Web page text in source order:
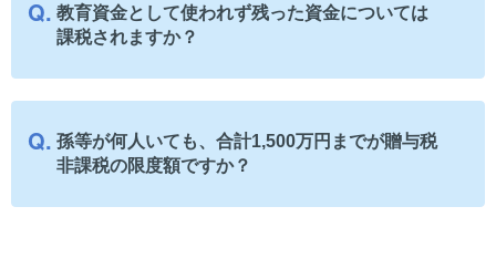
教育資金として使われず残った資金については
課税されますか？
孫等が何人いても、合計1,500万円までが贈与税
非課税の限度額ですか？